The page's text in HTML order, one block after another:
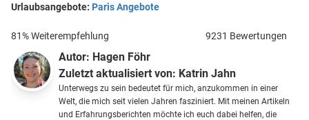
Urlaubsangebote: Paris Angebote
81% Weiterempfehlung 9231 Bewertungen
Autor: Hagen Föhr
Zuletzt aktualisiert von: Katrin Jahn
Unterwegs zu sein bedeutet für mich, anzukommen in einer
Welt, die mich seit vielen Jahren fasziniert. Mit meinen Artikeln
und Erfahrungsberichten möchte ich euch dabei helfen, die